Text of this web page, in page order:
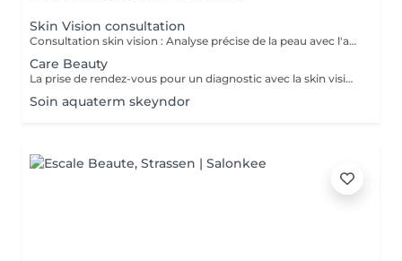
Skin Vision consultation
Consultation skin vision : Analyse précise de la peau avec l'appareil EF Skin Vision. Chaque peaux étant uniques, nous analysons l'ensemble des besoins de votre peau en apportant un diagnostic personnalisé. L'appareil de diagnostic effectue une analyse complète en se basant sur neuf paramètres spécifiques en déterminant l'identité de votre peau. La prise de rendez-vous pour un diagnostic avec la skin vision est obligatoire et gratuite avant la réalisation des protocoles Care.
Care Beauty
La prise de rendez-vous pour un diagnostic avec la skin vision est obligatoire et gratuite avant la réalisation de tous protocoles Care. - Soin Advanced clean Care : Votre peau est nettoyée en profondeur grâce à l'Ultra Scrubbeur. Ce soin permet d'éliminer les cellules mortes de la peau, les tâches pigmentaires et les toxines. Il stimule les cellules de la peau et améliore la texture de celle-ci. - Soin Expert : Le soin Expert est un soin manuel aux produits très actifs qui rendent le soin très efficace. Nous travaillerons en profondeur, pour répondre aux besoins spécifiques de votre peau. - Soin Advanced Glow : Soin visage oxygénant qui redonne de l'éclat eaux peaux les plus ternes. La peau est parfaitement nettoyé, le teint est ravivé par une double exfoliation. Elle est plus lisse et rayonnante grâce à l'Oxy-Booster. - Soin Advanced Youth : Association de deux technologies (l'Utra Scrubbeur et l'Oxy Booster) qui vont nous permettre de désintoxiquer et d'uniformiser votre teint. Votre peau est ravivée. - Soin Advanced anti-aging : Soin associant 2 technologies qui travaillent en symbiose et en profondeur (Sono Lifteur et l'Oxy Booster) sur les peaux fatiguées. Il permet de lutter contre les rides, le relâchement cutané et pour nos plus jeunes les cicatrices d'acné. - Soin High-tech : Ce soin exclusif réuni 4 technologies de pointes pour un résultat 100% efficace et sur mesure. Avec l'Ultra Scrubbeur les toxines sont éliminées, les tâches pigmentaires atténuées. Votre texture de peau est améliorée grâce à la stimulation du renouvellement cellulaire. Les principes actifs des produits pénètrent profondément grâce au Sono Lifteur. Celui-ci permet également d'agir sur les cicatrices d'acné. Le relâchement de la peau est atténué, l'ovale du visage est redessiné grâce au RF Tightener. L'Oxy Boosteur diminue les signes de fatigue de votre visage et du contour des yeux pour un effet lumineux. Le visage est visiblement plus jeune. La peau est plus ferme, plus lisse, plus rebondie. - Soin Eye Lift / soin des yeux : Soin intensif du contour des yeux. Le soin Eye Lift associé à un massage très efficace des points de pression permet d'atténuer poches et cernes. Vos rides sont lissées. Le regard est éclatant et les traces de fatigue sont éliminées.
Soin aquaterm skeyndor